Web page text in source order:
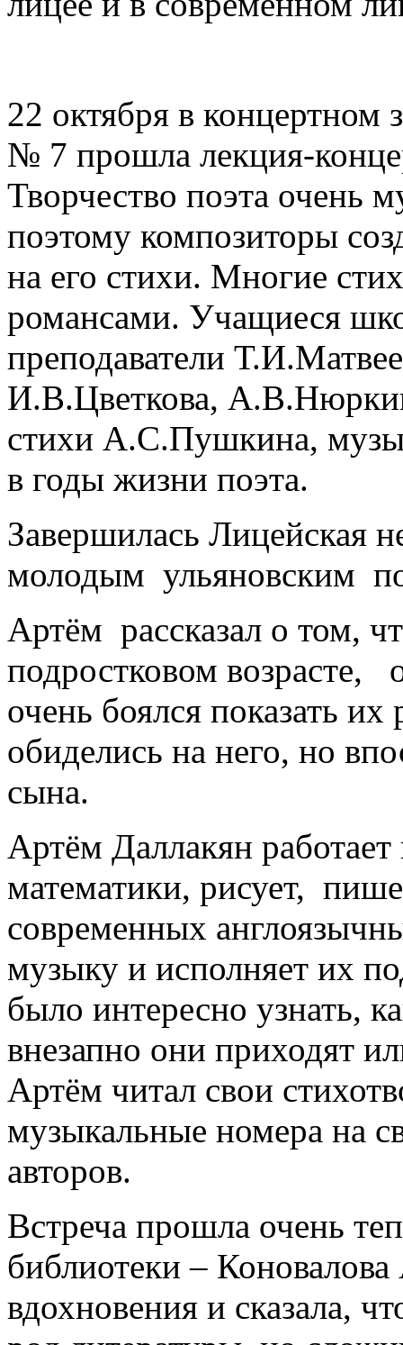
22 октября в концертном
№ 7 прошла лекция-
Творчество поэта очень
поэтому композиторы
на его стихи. Многие
романсами. Учащиеся
преподаватели
И.В.Цветкова,
стихи А.С.Пушкина,
в годы жизни поэта.
Завершилась Лицейская
молодым ульяновским
Артём рассказал о том,
подростковом возрасте,
очень боялся показать
обиделись на него, но
сына.
Артём Даллакян
математики, рисует,
современных
музыку и исполняет их
было интересно узнать,
внезапно они приходят
Артём читал свои
музыкальные номера на
авторов.
Встреча прошла очень
библиотеки –
вдохновения и сказала,